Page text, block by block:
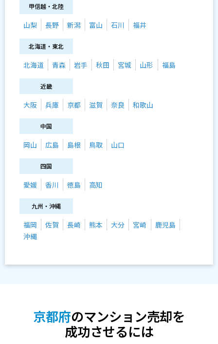
甲信越・北陸
山梨 長野 新潟 富山 石川 福井
北海道・東北
北海道 青森 岩手 秋田 宮城 山形 福島
近畿
大阪 兵庫 京都 滋賀 奈良 和歌山
中国
岡山 広島 島根 鳥取 山口
四国
愛媛 香川 徳島 高知
九州・沖縄
福岡 佐賀 長崎 熊本 大分 宮崎
鹿児島
沖縄
京都府のマンション売却を
成功させるには